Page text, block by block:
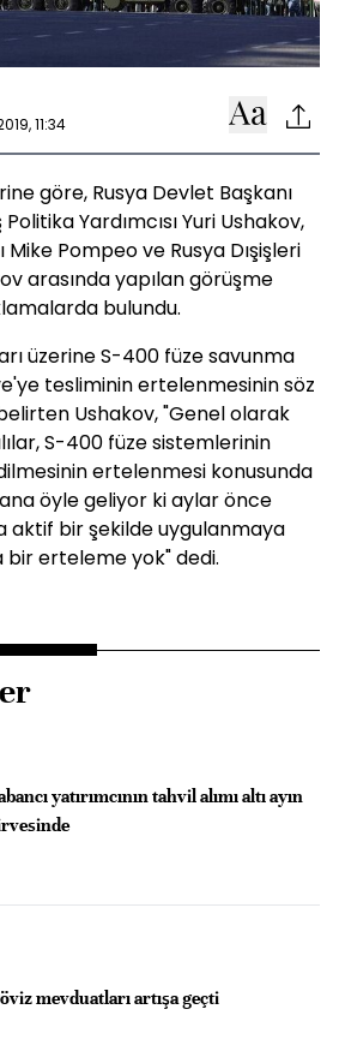
11:34
göre, Rusya Devlet Başkanı
Yardımcısı Yuri Ushakov,
Mike Pompeo ve Rusya Dışişleri
arasında yapılan görüşme
bulundu.
üzerine S-400 füze savunma
tesliminin ertelenmesinin söz
Ushakov, "Genel olarak
S-400 füze sistemlerinin
ertelenmesi konusunda
öyle geliyor ki aylar önce
aktif bir şekilde uygulanmaya
bir erteleme yok" dedi.
yatırımcının tahvil alımı altı ayın
mevduatları artışa geçti